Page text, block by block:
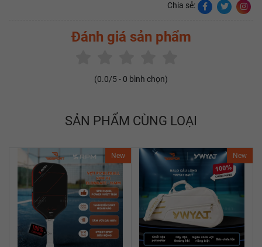
Chia sẻ:
Đánh giá sản phẩm
(0.0/5 - 0 bình chọn)
SẢN PHẨM CÙNG LOẠI
New New